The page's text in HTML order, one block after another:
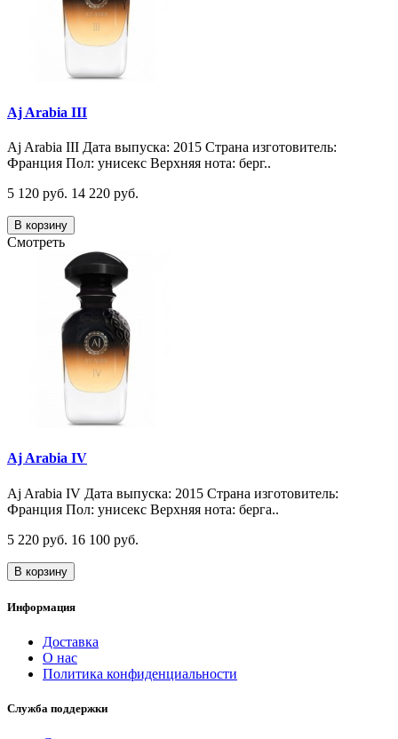
Aj Arabia III
Aj Arabia III Дата выпуска: 2015 Страна изготовитель:
Франция Пол: унисекс Верхняя нота: берг..
5 120 руб. 14 220 руб.
В корзину
Смотреть
Aj Arabia IV
Aj Arabia IV Дата выпуска: 2015 Страна изготовитель:
Франция Пол: унисекс Верхняя нота: берга..
5 220 руб. 16 100 руб.
В корзину
Информация
Доставка
О нас
Политика конфиденциальности
Служба поддержки